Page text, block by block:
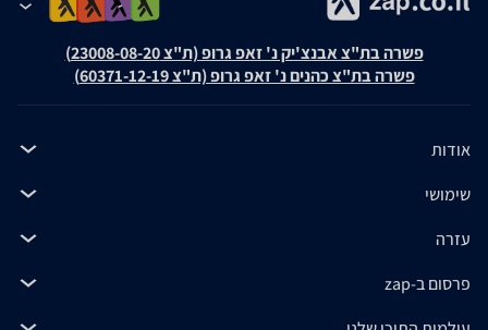
פשרה בת"צ אבנצ'יק נ' זאפ גרופ (ת"צ 23008-08-20)
פשרה בת"צ כהנים נ' זאפ גרופ (ת"צ 60371-12-19)
אודות
שימושי
עזרה
פרסום ב-zap